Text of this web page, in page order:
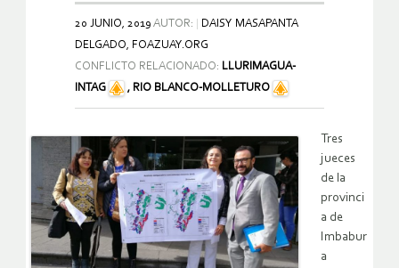
20 JUNIO, 2019 AUTOR:
DAISY MASAPANTA
DELGADO, FOAZUAY.ORG
CONFLICTO RELACIONADO: LLURIMAGUA-
INTAG
, RIO BLANCO-MOLLETURO
Tres
jueces
de la
provinci
a de
Imbabur
a